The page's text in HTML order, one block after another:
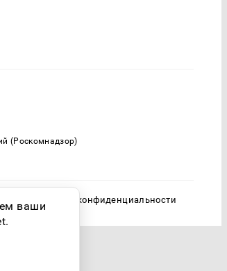
(Роскомнадзор)
Политика конфиденциальности
ваши